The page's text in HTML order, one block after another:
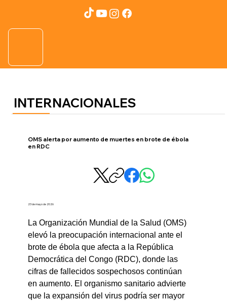
INTERNACIONALES
OMS alerta por aumento de muertes en brote de ébola
en RDC
23 de mayo de 2026
La Organización Mundial de la Salud (OMS)
elevó la preocupación internacional ante el
brote de ébola que afecta a la República
Democrática del Congo (RDC), donde las
cifras de fallecidos sospechosos continúan
en aumento. El organismo sanitario advierte
que la expansión del virus podría ser mayor